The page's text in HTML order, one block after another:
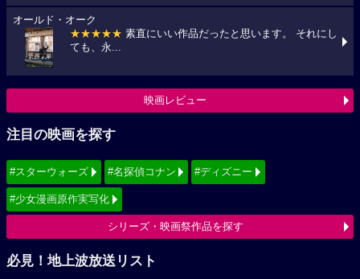
オールド・オーク
★★★★★ 素直にいい作品だったと思います。 それにし
ても、永...
映画レビュー
注目の映画を探す
#スターウォーズ #名探偵コナン #ディズニー
#少女漫画原作実写化
シリーズ・映画祭作品を探す
必見！地上波放送リスト